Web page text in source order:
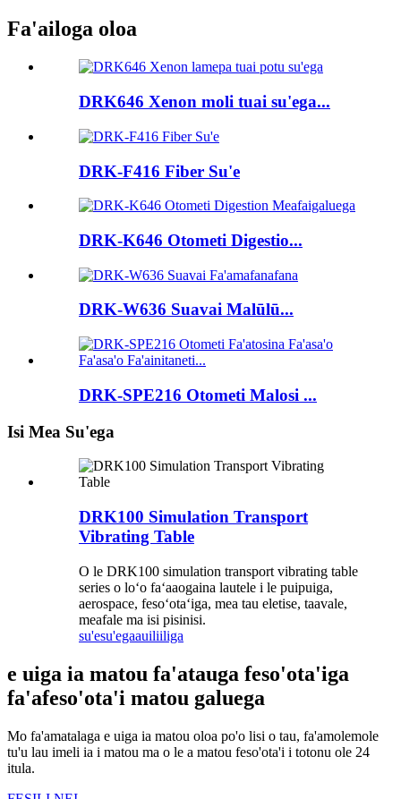
Fa'ailoga oloa
DRK646 Xenon moli tuai su'ega...
DRK-F416 Fiber Su'e
DRK-K646 Otometi Digestio...
DRK-W636 Suavai Malūlū...
DRK-SPE216 Otometi Malosi ...
Isi Mea Su'ega
DRK100 Simulation Transport
Vibrating Table
O le DRK100 simulation transport vibrating table
series o loʻo faʻaaogaina lautele i le puipuiga,
aerospace, fesoʻotaʻiga, mea tau eletise, taavale,
meafale ma isi pisinisi.
su'esu'egaauiliiliga
e uiga ia matou fa'atauga feso'ota'iga
fa'afeso'ota'i matou galuega
Mo fa'amatalaga e uiga ia matou oloa po'o lisi o tau, fa'amolemole
tu'u lau imeli ia i matou ma o le a matou feso'ota'i i totonu ole 24
itula.